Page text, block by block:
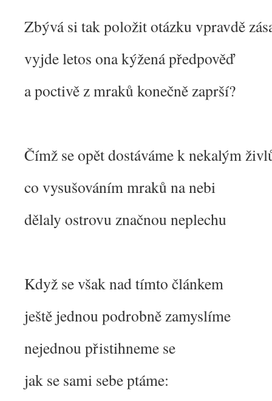
Zbývá si tak položit otázku vpravdě
vyjde letos ona kýžená předpověď
a poctivě z mraků konečně zaprší?
Čímž se opět dostáváme k nekalým
co vysušováním mraků na nebi
dělaly ostrovu značnou neplechu
Když se však nad tímto článkem
ještě jednou podrobně zamyslíme
nejednou přistihneme se
jak se sami sebe ptáme: